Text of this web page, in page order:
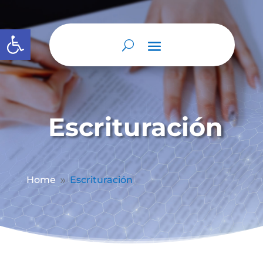
Abrir barra de herramientas
Escrituración
Home 9 Escrituración